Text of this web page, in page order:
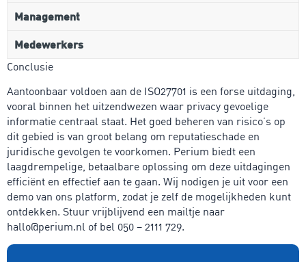
Management
Medewerkers
Conclusie
Aantoonbaar voldoen aan de ISO27701 is een forse uitdaging,
vooral binnen het uitzendwezen waar privacy gevoelige
informatie centraal staat. Het goed beheren van risico’s op
dit gebied is van groot belang om reputatieschade en
juridische gevolgen te voorkomen. Perium biedt een
laagdrempelige, betaalbare oplossing om deze uitdagingen
efficiënt en effectief aan te gaan. Wij nodigen je uit voor een
demo van ons platform, zodat je zelf de mogelijkheden kunt
ontdekken. Stuur vrijblijvend een mailtje naar
hallo@perium.nl of bel 050 – 2111 729.